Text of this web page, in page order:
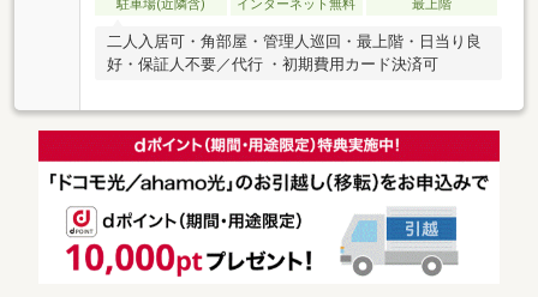
駐車場(近隣含)
インターネット無料 最上階
二人入居可・角部屋・管理人巡回・最上階・日当り良
好・保証人不要／代行 ・初期費用カード決済可